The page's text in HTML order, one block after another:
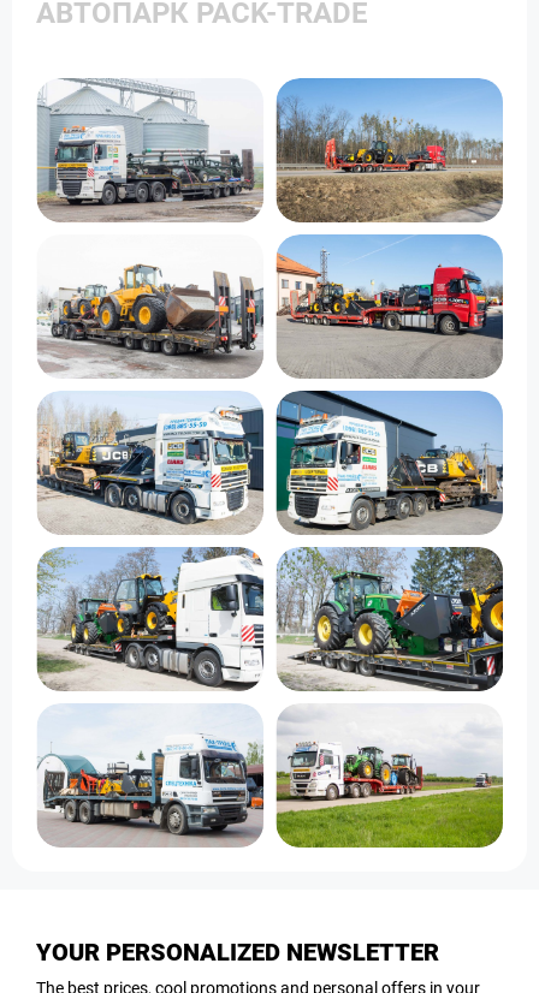
АВТОПАРК PACK-TRADE
YOUR PERSONALIZED NEWSLETTER
The best prices, cool promotions and personal offers in your